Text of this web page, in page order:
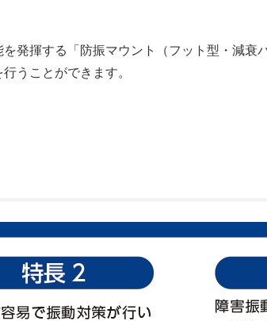
発揮する「防振マウント（フット型・減衰
うことができます。